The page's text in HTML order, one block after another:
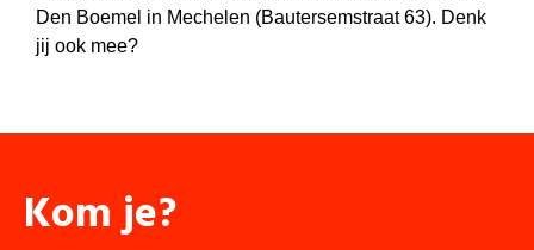
Den Boemel in Mechelen (Bautersemstraat 63). Denk
jij ook mee?
Kom je?